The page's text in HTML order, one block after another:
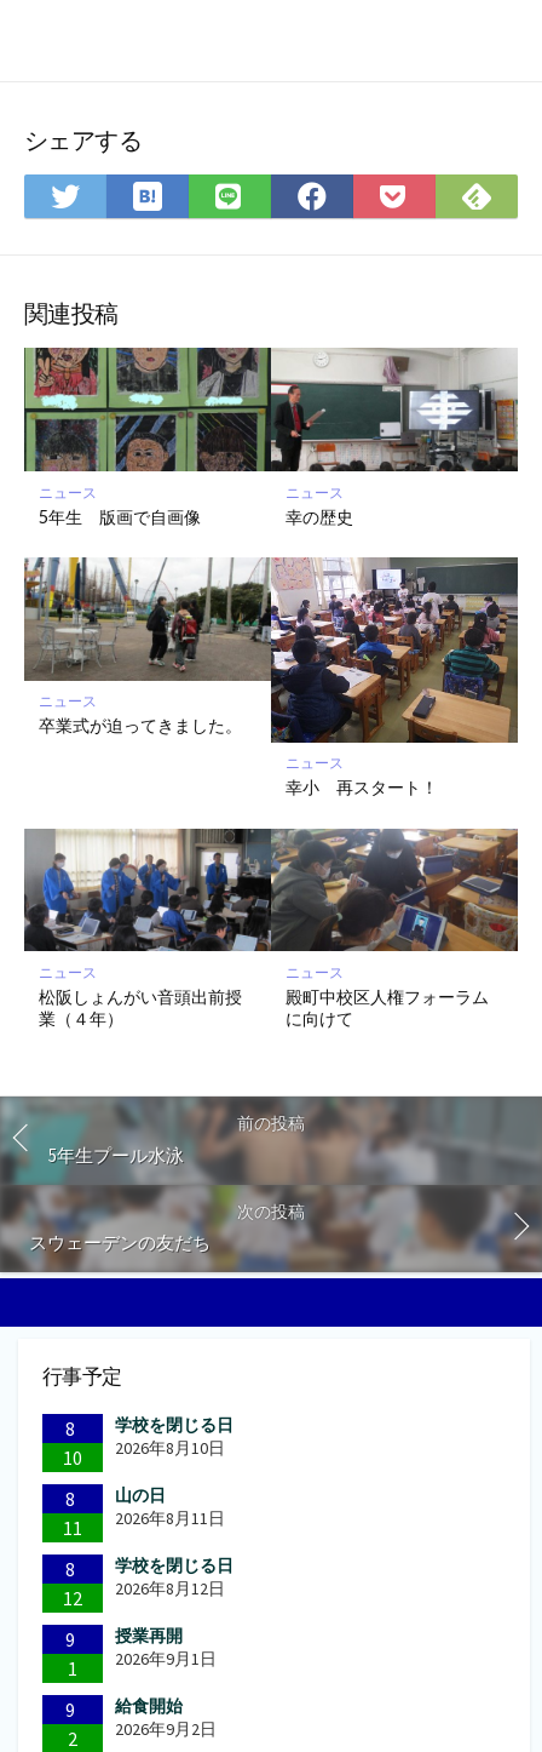
シェアする
Twitter
で
ア
は
て
ク
マ
ー
ク
に
存
LINE
で
Facebook
で
Pocket
に
で
関連投稿
ニュース
5年生 版画で自画像
ニュース
幸の歴史
ニュース
卒業式が迫ってきました。
ニュース
幸小 再スタート！
ニュース
松阪しょんがい音頭出前授
業（４年）
ニュース
殿町中校区人権フォーラム
に向けて
前の投稿
5年生プール水泳
次の投稿
スウェーデンの友だち
行事予定
8
10
学校を閉じる日
2026年8月10日
8
11
山の日
2026年8月11日
8
12
学校を閉じる日
2026年8月12日
9
1
授業再開
2026年9月1日
9
2
給食開始
2026年9月2日